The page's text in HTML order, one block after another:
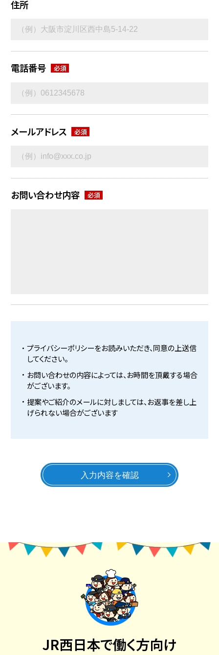
住所
電話番号
メールアドレス
お問い合わせ内容
プライバシーポリシーをお読みいただき、同意の上送信
してください。
お問い合わせの内容によっては、お時間を頂戴する場合
がございます。
提案やご紹介のメールに対しましては、お返事を差し上
げられない場合がございます
入力内容を確認
JR西日本で働く方向け